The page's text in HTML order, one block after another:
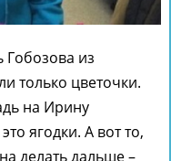
Гобозова из
только цветочки.
на Ирину
ягодки. А вот то,
делать дальше –